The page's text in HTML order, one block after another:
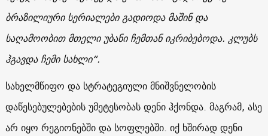
ბრაზილიური სერიალები გადიოდა მაშინ და
საღამოობით მთელი უბანი ჩემთან იკრიბებოდა. კლუბს
ჰგავდა ჩემი სახლი“.
სახელმწიფო და სტრატეგიული მნიშვნელობის
დაწესებულებების უმეტესობას დენი ჰქონდა. მაგრამ, ასე
არ იყო რეგიონებში და სოფლებში. იქ ხშირად დენი